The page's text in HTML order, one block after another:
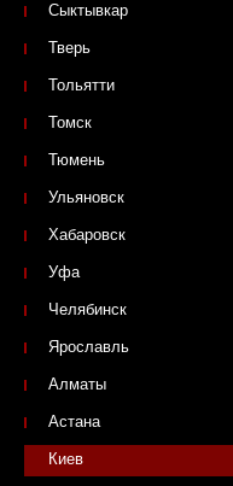
Сыктывкар
Тверь
Тольятти
Томск
Тюмень
Ульяновск
Хабаровск
Уфа
Челябинск
Ярославль
Алматы
Астана
Киев